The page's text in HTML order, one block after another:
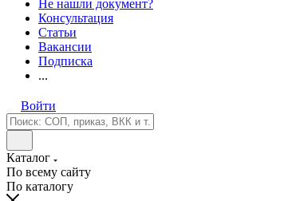
Не нашли документ?
Консультация
Статьи
Вакансии
Подписка
...
Войти
Каталог
По всему сайту
По каталогу